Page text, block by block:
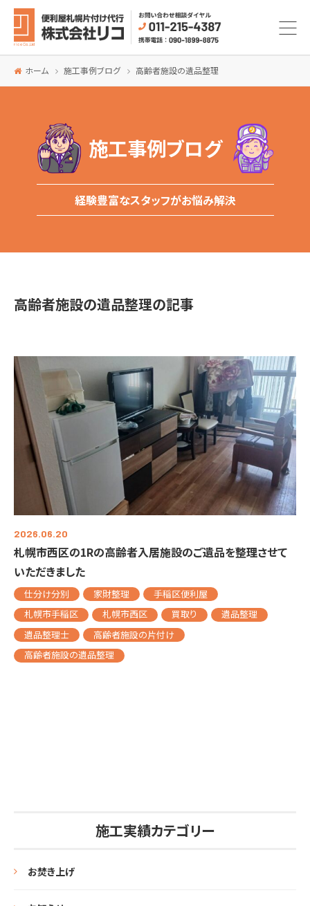
ホーム 施工事例ブログ 高齢者施設の遺品整理
施工事例ブログ
経験豊富なスタッフがお悩み解決
高齢者施設の遺品整理の記事
2026.06.20
札幌市西区の1Rの高齢者入居施設のご遺品を整理させて
いただきました
仕分け分別 家財整理
手稲区便利屋
札幌市手稲区
札幌市西区 買取り
遺品整理
遺品整理士
高齢者施設の片付け
高齢者施設の遺品整理
施工実績カテゴリー
お焚き上げ